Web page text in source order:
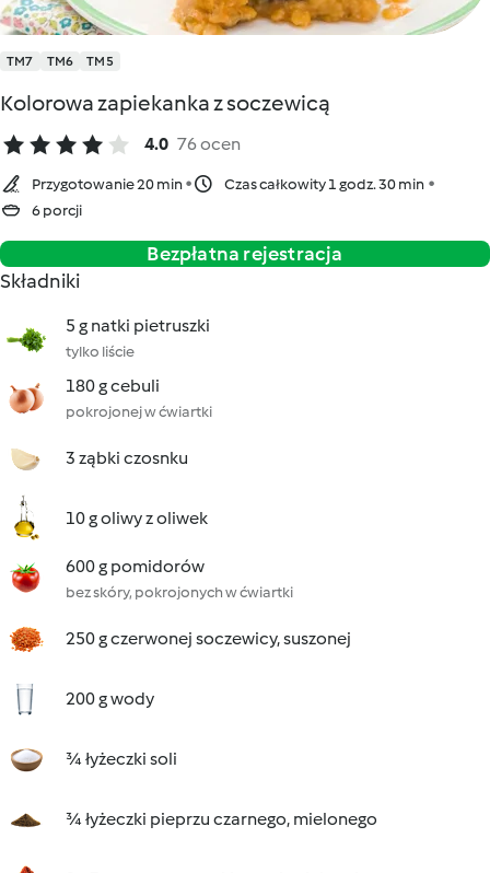
TM7 TM6 TM5
Kolorowa zapiekanka z soczewicą
4.0 76 ocen
Przygotowanie 20 min
Czas całkowity 1 godz. 30 min
6 porcji
Bezpłatna rejestracja
Składniki
5 g natki pietruszki
tylko liście
180 g cebuli
pokrojonej w ćwiartki
3 ząbki czosnku
10 g oliwy z oliwek
600 g pomidorów
bez skóry, pokrojonych w ćwiartki
250 g czerwonej soczewicy, suszonej
200 g wody
¾ łyżeczki soli
¾ łyżeczki pieprzu czarnego, mielonego